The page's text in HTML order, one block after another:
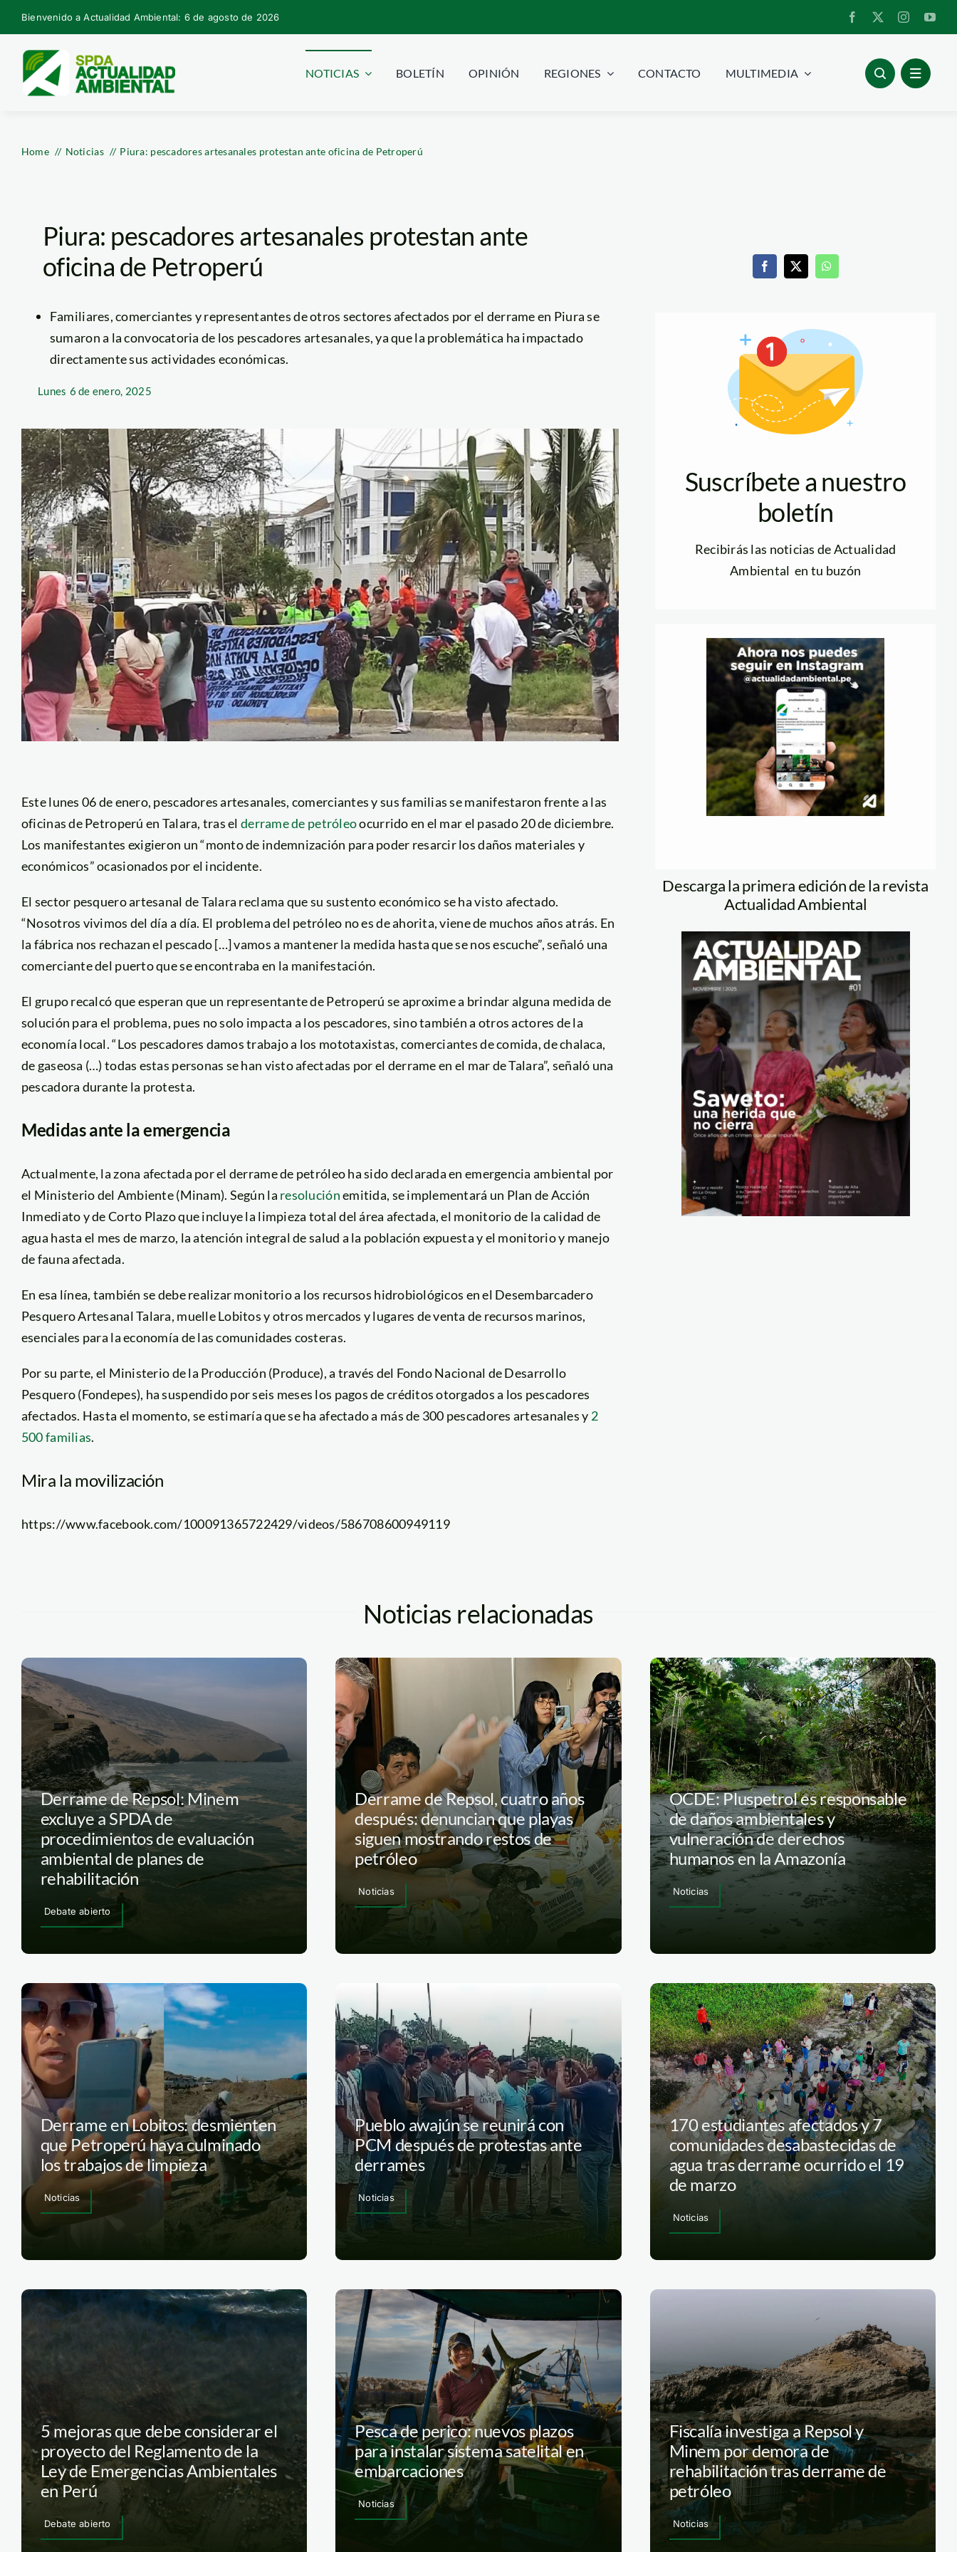
Skip
to
content
Bienvenido a Actualidad Ambiental: 6 de agosto de 2026
NOTICIAS BOLETÍN OPINIÓN REGIONES CONTACTO MULTIMEDIA
Home Noticias Piura: pescadores artesanales protestan ante oficina de Petroperú
Piura: pescadores artesanales protestan ante
oficina de Petroperú
Familiares, comerciantes y representantes de otros sectores afectados por el derrame en Piura se
sumaron a la convocatoria de los pescadores artesanales, ya que la problemática ha impactado
directamente sus actividades económicas.
Lunes 6 de enero, 2025
Este lunes 06 de enero, pescadores artesanales, comerciantes y sus familias semanifestaron frente a las
oficinas de Petroperú en Talara, tras elderrame de petróleoocurrido en el mar el pasado 20 de diciembre.
Los manifestantes exigieron un “monto de indemnización para poder resarcir los daños materiales y
económicos” ocasionados por el incidente.
El sector pesquero artesanal de Talara reclama que su sustento económico se ha visto afectado.
“Nosotros vivimos del día a día. El problema del petróleo no es de ahorita, viene de muchos años atrás. En
la fábrica nos rechazan el pescado […] vamos a mantener la medida hasta que se nos escuche”, señaló una
comerciante del puerto que se encontraba en la manifestación.
El grupo recalcó que esperan que un representante de Petroperú se aproxime a brindar alguna medida de
solución para el problema, pues no solo impacta a los pescadores, sino también a otros actores de la
economía local. “Los pescadores damos trabajo a los mototaxistas, comerciantes de comida, de chalaca,
de gaseosa (…) todas estas personas se han visto afectadas por el derrame en el mar de Talara”, señaló una
pescadora durante la protesta.
Medidas ante la emergencia
Actualmente, la zona afectada por el derrame de petróleo ha sido declarada en emergencia ambiental por
el Ministerio del Ambiente (Minam). Según la resoluciónemitida, se implementará un Plan de Acción
Inmediato y de Corto Plazo que incluye la limpieza total del área afectada, el monitorio de la calidad de
agua hasta el mes de marzo, la atención integral de salud a la población expuesta y el monitorio y manejo
de fauna afectada.
En esa línea, también se debe realizar monitorio a los recursos hidrobiológicos en el Desembarcadero
Pesquero Artesanal Talara, muelle Lobitos y otros mercados y lugares de venta de recursos marinos,
esenciales para la economía de las comunidades costeras.
Por su parte, el Ministerio de la Producción (Produce), a través del Fondo Nacional de Desarrollo
Pesquero (Fondepes), ha suspendido por seis meses los pagos de créditos otorgados a los pescadores
afectados. Hasta el momento, se estimaría que se ha afectado a más de 300 pescadores artesanales y 2
500 familias.
Mira la movilización
https://www.facebook.com/100091365722429/videos/586708600949119
Suscríbete a nuestro
boletín
Recibirás las noticias de Actualidad
Ambiental en tu buzón
Descarga la primera edición de la revista
Actualidad Ambiental
Noticias relacionadas
Derrame de Repsol: Minem
excluye a SPDA de
procedimientos de evaluación
ambiental de planes de
rehabilitación
Debate abierto
Derrame de Repsol, cuatro años
después: denuncian que playas
siguen mostrando restos de
petróleo
Noticias
OCDE: Pluspetrol es responsable
de daños ambientales y
vulneración de derechos
humanos en la Amazonía
Noticias
Derrame en Lobitos: desmienten
que Petroperú haya culminado
los trabajos de limpieza
Noticias
Pueblo awajún se reunirá con
PCM después de protestas ante
derrames
Noticias
170 estudiantes afectados y 7
comunidades desabastecidas de
agua tras derrame ocurrido el 19
de marzo
Noticias
5 mejoras que debe considerar el
proyecto del Reglamento de la
Ley de Emergencias Ambientales
en Perú
Debate abierto
Pesca de perico: nuevos plazos
para instalar sistema satelital en
embarcaciones
Noticias
Fiscalía investiga a Repsol y
Minem por demora de
rehabilitación tras derrame de
petróleo
Noticias